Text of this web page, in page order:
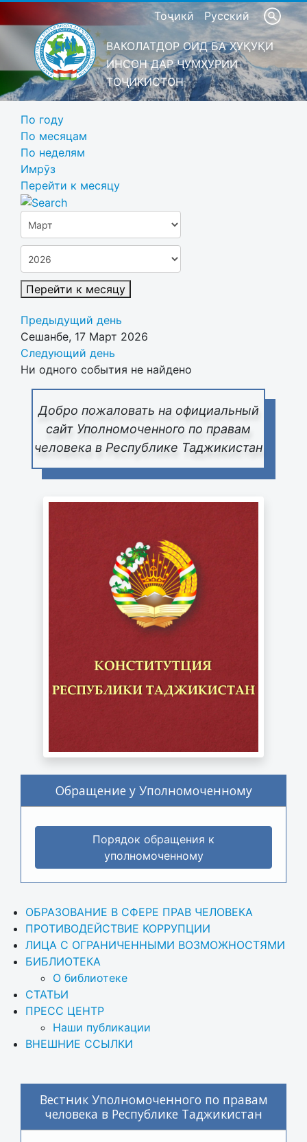
Тоҷикӣ Русский
ВАКОЛАТДОР ОИД БА ҲУҚУҚИ
ИНСОН ДАР ҶУМҲУРИИ
ТОҶИКИСТОН
Добро пожаловать на официальный
сайт Уполномоченного по правам
человека в Республике Таджикистан
Обращение у Уполномоченному
Порядок обращения к
уполномоченному
ОБРАЗОВАНИЕ В СФЕРЕ ПРАВ ЧЕЛОВЕКА
ПРОТИВОДЕЙСТВИЕ КОРРУПЦИИ
ЛИЦА С ОГРАНИЧЕННЫМИ ВОЗМОЖНОСТЯМИ
БИБЛИОТЕКА
О библиотеке
СТАТЬИ
ПРЕСС ЦЕНТР
Наши публикации
ВНЕШНИЕ ССЫЛКИ
Вестник Уполномоченного по правам
человека в Республике Таджикистан
По году
По месяцам
По неделям
Имрӯз
Перейти к месяцу
Перейти к месяцу
Предыдущий день
Сешанбе, 17 Март 2026
Следующий день
Ни одного события не найдено